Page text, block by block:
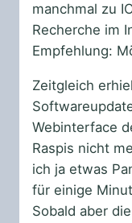
manchmal zu
Recherche im
Empfehlung:
Zeitgleich
Webinterface
Raspis nicht
ich ja etwas
für einige
Sobald aber